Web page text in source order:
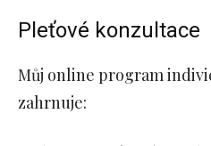
Pleťové konzultace
Můj online program
zahrnuje: